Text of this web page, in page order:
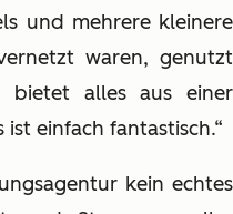
und mehrere kleinere
waren, genutzt
bietet alles aus einer
einfach fantastisch.“
kein echtes